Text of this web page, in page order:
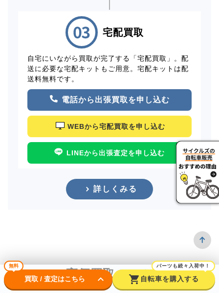
宅配買取
自宅にいながら買取が完了する「宅配買取」。配
送に必要な宅配キットもご用意。宅配キットは配
送料無料です。
電話から出張買取を申し込む
WEBから宅配買取を申し込む
LINEから出張査定を申し込む
詳しくみる
高価買取のコツ
無料
買取 / 査定はこちら keyboard_arrow_down shopping_cart
パーツも続々入荷中！
自転車を購入する